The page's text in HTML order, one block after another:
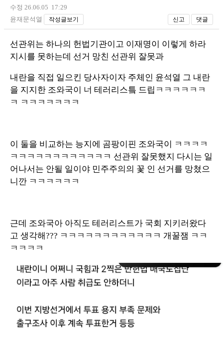
수정 26.06.05 17:29
윤재문석열
작성글보기 신고 댓글
선관위는 하나의 헌법기관이고 이재명이 이렇게 하라
지시를 못하는데 선거 망친 선관위 잘못과
내란을 직접 일으킨 당사자이자 주체인 윤석열 그 내란
을 지지한 조와국이 너 테러리스틐 드립ㅋㅋㅋㅋㅋㅋ
ㅋ ㅋㅋㅋㅋㅋㅋㅋ
이 둘을 비교하는 능지에 곰팡이핀 조와국이 ㅋㅋㅋㅋ
ㅋㅋㅋㅋㅋㅋㅋㅋㅋㅋㅋㅋ 선관위 잘못했지 다시는 일
어나서는 안될 일이야 민주주의의 꽃 인 선거를 망쳤으
니깐 ㅋㅋㅋㅋㅋㅋ
근데 조와국아 아직도 테러리스트가 국회 지키러왔다
고 생각해??? ㅋㅋㅋㅋㅋㅋㅋㅋㅋㅋㅋㅋ 개꿀잼 ㅋㅋ
ㅋㅋㅋㅋ